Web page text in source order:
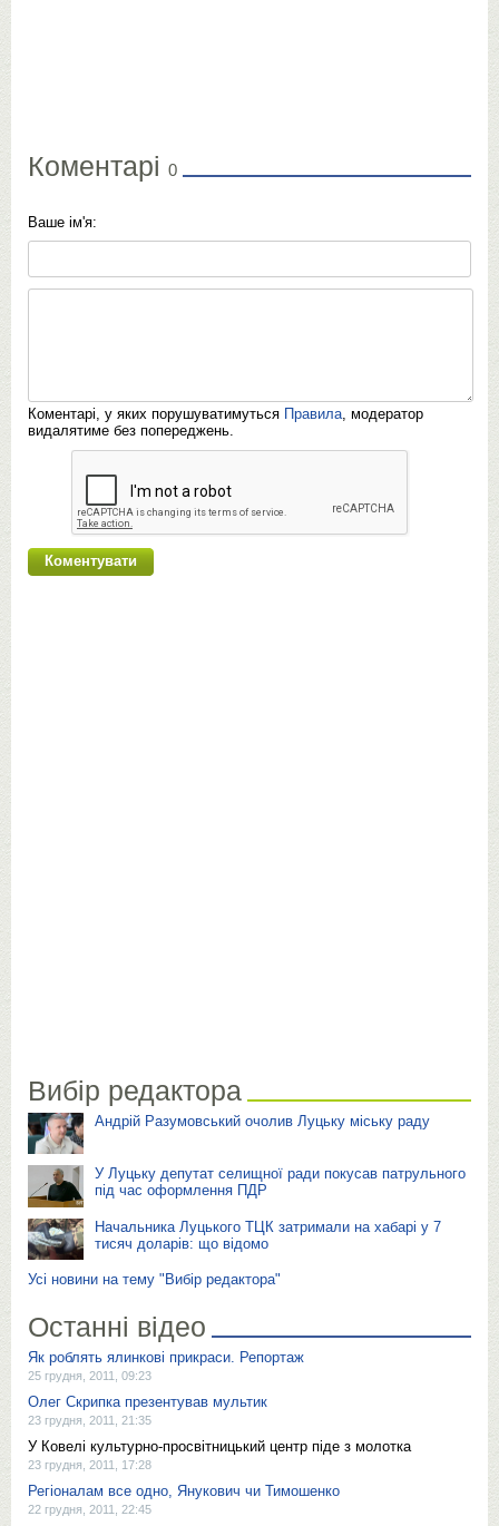
Коментарі 0
Ваше ім'я:
Коментарі, у яких порушуватимуться Правила , модератор
видалятиме без попереджень.
Вибір редактора
Андрій Разумовський очолив Луцьку міську раду
У Луцьку депутат селищної ради покусав патрульного
під час оформлення ПДР
Начальника Луцького ТЦК затримали на хабарі у 7
тисяч доларів: що відомо
Усі новини на тему "Вибір редактора"
Останні відео
Як роблять ялинкові прикраси. Репортаж
25 грудня, 2011, 09:23
Олег Скрипка презентував мультик
23 грудня, 2011, 21:35
У Ковелі культурно-просвітницький центр піде з молотка
23 грудня, 2011, 17:28
Регіоналам все одно, Янукович чи Тимошенко
22 грудня, 2011, 22:45